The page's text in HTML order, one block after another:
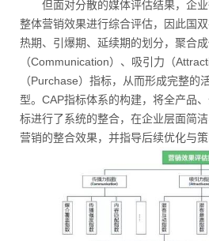
但面对分散的媒体评估结果，企
整体营销效果进行综合评估，因此国
热期、引爆期、延续期的划分，聚合
（Communication）、吸引力（
（Purchase）指标，从而形成完整的
型。CAP指标体系的构建，将全产品
标进行了系统的整合，在企业层面简
营销的整合效果，并指导后续优化与策